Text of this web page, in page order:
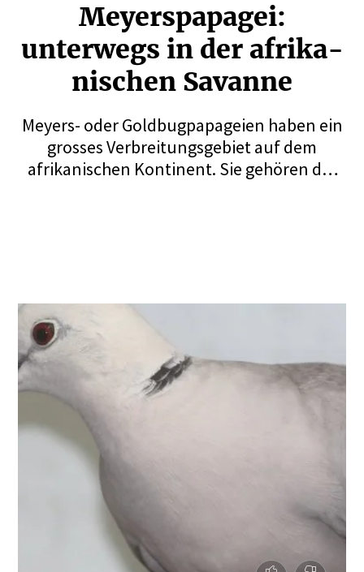
Meyerspa­pagei:
unterwegs in der afrika­
ni­schen Savanne
Meyers- oder Goldbugpapageien haben ein
grosses Verbreitungsgebiet auf dem
afrikanischen Kontinent. Sie gehören der